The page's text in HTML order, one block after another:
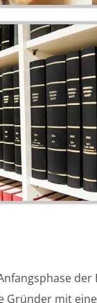
Gründer mit